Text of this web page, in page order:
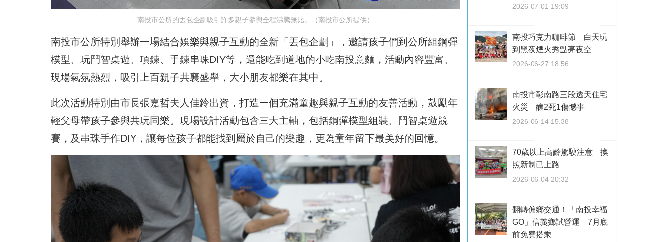
南投市公所的丟包企劃吸引許多親子參與全程沸騰無比。（南投市公所提供）
南投市公所特別舉辦一場結合娛樂與親子互動的全新「丟包企劃」，邀請孩子們到公所組鋼彈
模型、玩鬥智桌遊、項鍊、手鍊串珠DIY等，還能吃到道地的小吃南投意麵，活動內容豐富、
現場氣氛熱烈，吸引上百親子共襄盛舉，大小朋友都樂在其中。
此次活動特別由市長張嘉哲夫人佳鈴出資，打造一個充滿童趣與親子互動的友善活動，鼓勵年
輕父母帶孩子參與共玩同樂。現場設計活動包含三大主軸，包括鋼彈模型組裝、鬥智桌遊競
賽，及串珠手作DIY，讓每位孩子都能找到屬於自己的樂趣，更為童年留下最美好的回憶。
2026-07-01 19:09
南投巧克力咖啡節 白天玩
到黑夜煙火秀點亮夜空
2026-06-27 18:56
南投市彰南路三段透天住宅
火災 釀2死1傷憾事
2026-06-14 15:38
70歲以上高齡駕駛注意 換
照新制已上路
2026-06-04 20:32
翻轉偏鄉交通！「南投幸福
GO」信義鄉試營運 7月底
前免費搭乘